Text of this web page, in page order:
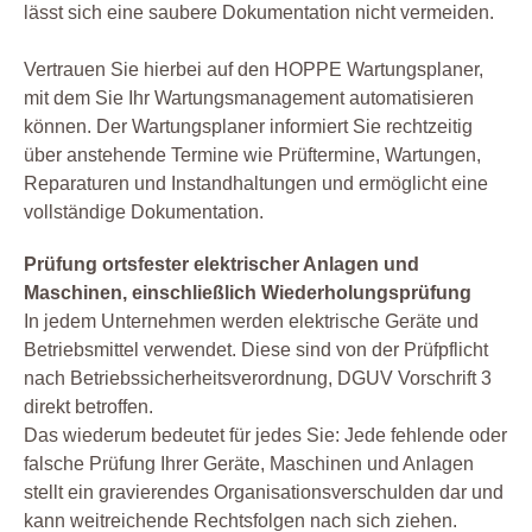
lässt sich eine saubere Dokumentation nicht vermeiden.
Vertrauen Sie hierbei auf den HOPPE Wartungsplaner,
mit dem Sie Ihr Wartungsmanagement automatisieren
können. Der Wartungsplaner informiert Sie rechtzeitig
über anstehende Termine wie Prüftermine, Wartungen,
Reparaturen und Instandhaltungen und ermöglicht eine
vollständige Dokumentation.
Prüfung ortsfester elektrischer Anlagen und
Maschinen, einschließlich Wiederholungsprüfung
In jedem Unternehmen werden elektrische Geräte und
Betriebsmittel verwendet. Diese sind von der Prüfpflicht
nach Betriebssicherheitsverordnung, DGUV Vorschrift 3
direkt betroffen.
Das wiederum bedeutet für jedes Sie: Jede fehlende oder
falsche Prüfung Ihrer Geräte, Maschinen und Anlagen
stellt ein gravierendes Organisationsverschulden dar und
kann weitreichende Rechtsfolgen nach sich ziehen.